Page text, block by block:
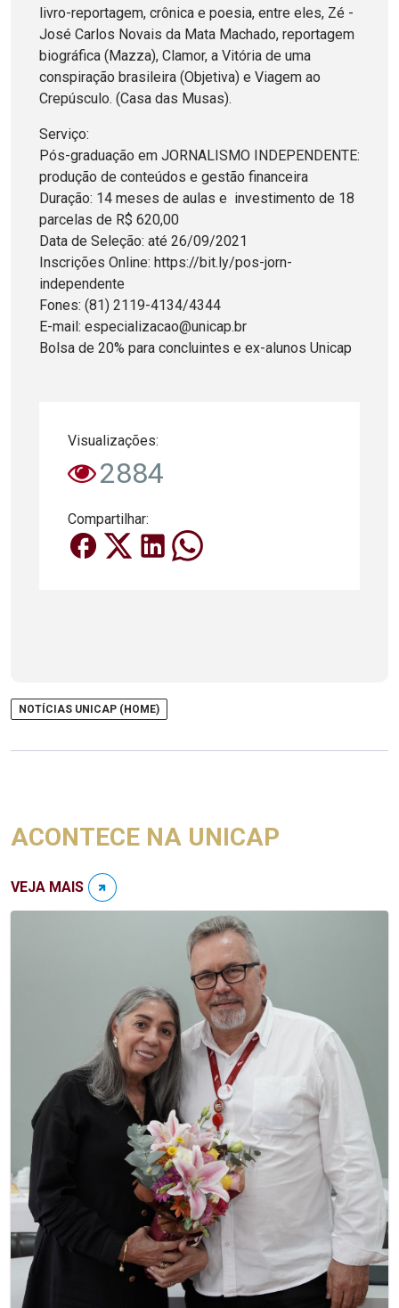
livro-reportagem, crônica e poesia, entre eles, Zé -
José Carlos Novais da Mata Machado, reportagem
biográfica (Mazza), Clamor, a Vitória de uma
conspiração brasileira (Objetiva) e Viagem ao
Crepúsculo. (Casa das Musas).
Serviço:
Pós-graduação em JORNALISMO INDEPENDENTE:
produção de conteúdos e gestão financeira
Duração: 14 meses de aulas e investimento de 18
parcelas de R$ 620,00
Data de Seleção: até 26/09/2021
Inscrições Online: https://bit.ly/pos-jorn-
independente
Fones: (81) 2119-4134/4344
E-mail: especializacao@unicap.br
Bolsa de 20% para concluintes e ex-alunos Unicap
Visualizações:
2884
Compartilhar:
NOTÍCIAS UNICAP (HOME)
ACONTECE NA UNICAP
VEJA MAIS